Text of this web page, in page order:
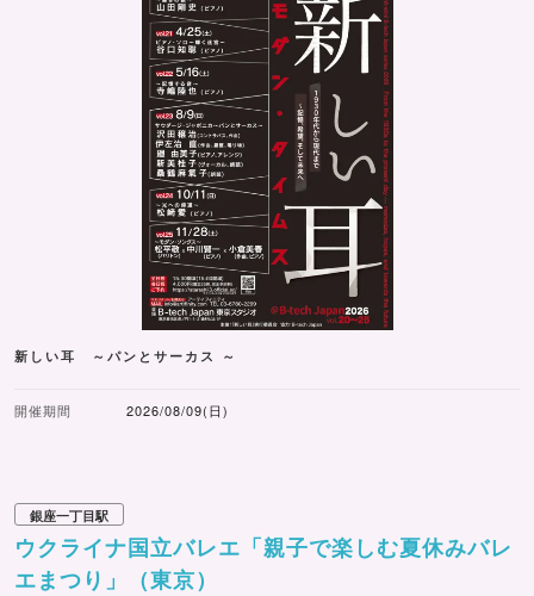
新しい耳 ～パンとサーカス ～
開催期間 2026/08/09(日)
銀座一丁目駅
ウクライナ国立バレエ「親子で楽しむ夏休みバレ
エまつり」（東京）